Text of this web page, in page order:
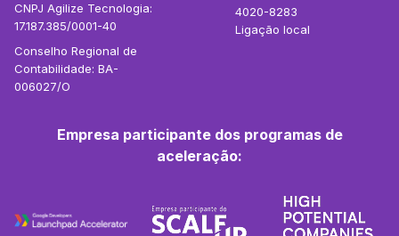
CNPJ Agilize Tecnologia:
17.187.385/0001-40
Conselho Regional de
Contabilidade: BA-
006027/O
4020-8283
Ligação local
Empresa participante dos programas de
aceleração: